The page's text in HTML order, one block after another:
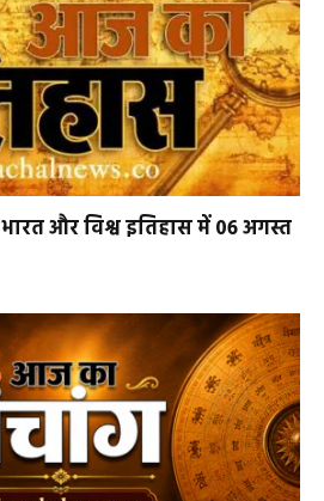
भारत और विश्व इतिहास में 06 अगस्त